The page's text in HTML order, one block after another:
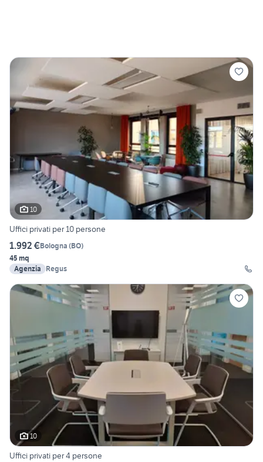
10
Uffici privati per 10 persone
1.992 €Bologna (BO)
45 mq
Agenzia
Regus
10
Uffici privati per 4 persone